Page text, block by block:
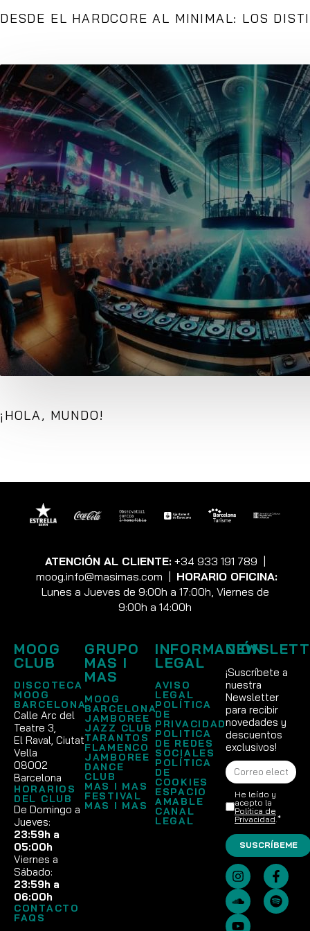
DESDE EL HARDCORE AL MINIMAL: LOS
¡HOLA, MUNDO!
ATENCIÓN AL CLIENTE: +34 933 191 789 |
moog.info@masimas.com | HORARIO OFICINA:
Lunes a Jueves de 9:00h a 17:00h, Viernes de
9:00h a 14:00h
MOOG
CLUB
DISCOTECA
MOOG
BARCELONA
Calle Arc del
Teatre 3,
El Raval, Ciutat
Vella
08002
Barcelona
HORARIOS
DEL CLUB
De Domingo a
Jueves:
23:59h a
05:00h
Viernes a
Sábado:
23:59h a
06:00h
CONTACTO
FAQS
GRUPO
MAS I
MAS
MOOG
BARCELONA
JAMBOREE
JAZZ CLUB
TARANTOS
FLAMENCO
JAMBOREE
DANCE
CLUB
MAS I MAS
FESTIVAL
MAS I MAS
INFORMACIÓN
LEGAL
AVISO
LEGAL
POLÍTICA
DE
PRIVACIDAD
POLITICA
DE REDES
SOCIALES
POLÍTICA
DE
COOKIES
ESPACIO
AMABLE
CANAL
LEGAL
¡Suscríbete a
nuestra
Newsletter
para recibir
novedades y
descuentos
exclusivos!
He leído y
acepto la
Política de
Privacidad .*
SUSCRÍBEME